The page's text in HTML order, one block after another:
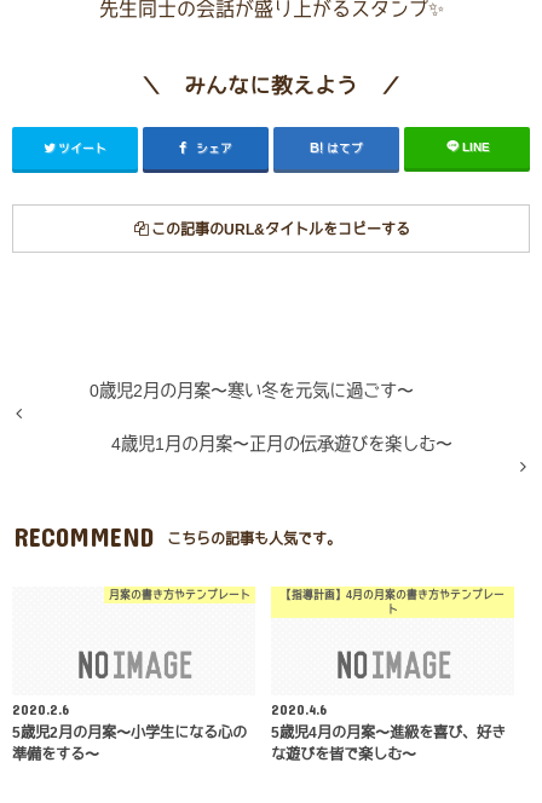
先生同士の会話が盛り上がるスタンプ✨
＼ みんなに教えよう ／
ツイート シェア はてブ LINE
この記事のURL&タイトルをコピーする
0歳児2月の月案〜寒い冬を元気に過ごす〜
4歳児1月の月案〜正月の伝承遊びを楽しむ〜
RECOMMEND こちらの記事も人気です。
月案の書き方やテンプレート
2020.2.6
5歳児2月の月案〜小学生になる心の
準備をする〜
【指導計画】4月の月案の書き方やテンプレー
ト
2020.4.6
5歳児4月の月案〜進級を喜び、好き
な遊びを皆で楽しむ〜